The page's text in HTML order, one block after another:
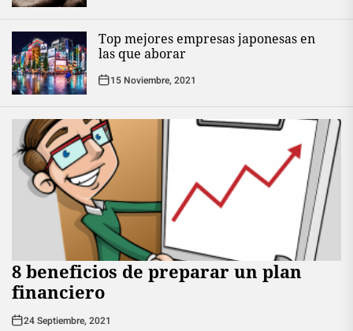
Top mejores empresas japonesas en
las que aborar
15 Noviembre, 2021
8 beneficios de preparar un plan
financiero
24 Septiembre, 2021